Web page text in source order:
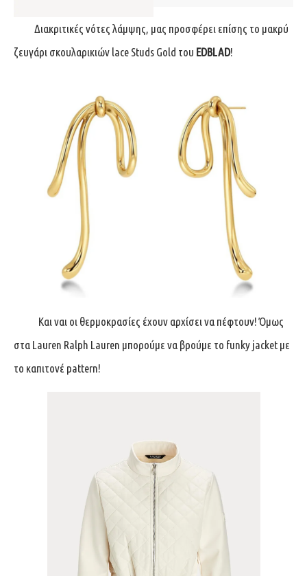
Διακριτικές νότες λάμψης, μας προσφέρει επίσης το μακρύ
ζευγάρι σκουλαρικιών lace Studs Gold του EDBLAD!
Και ναι οι θερμοκρασίες έχουν αρχίσει να πέφτουν! Όμως
στα Lauren Ralph Lauren μπορούμε να βρούμε το funky jacket με
το καπιτονέ pattern!